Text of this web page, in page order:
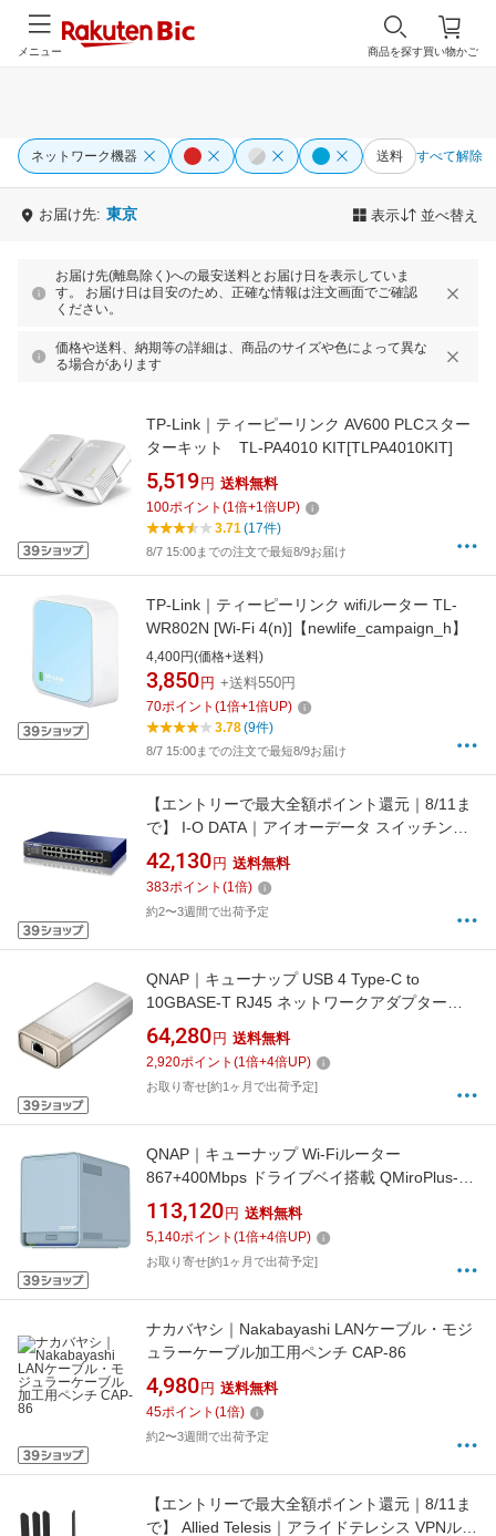
買い物かご
商品を探す
メニュー
ネットワーク機器 送料 すべて解除
お届け先: 東京 表示 並べ替え
お届け先(離島除く)への最安送料とお届け日を表示していま
す。 お届け日は目安のため、正確な情報は注文画面でご確認
ください。
価格や送料、納期等の詳細は、商品のサイズや色によって異な
る場合があります
TP-Link｜ティーピーリンク AV600 PLCスター
ターキット TL-PA4010 KIT[TLPA4010KIT]
5,519 円 送料無料
100ポイント (1倍+1倍UP)
3.71(17件)
8/7 15:00までの注文で最短8/9お届け
TP-Link｜ティーピーリンク wifiルーター TL-
WR802N [Wi-Fi 4(n)]【newlife_campaign_h】
4,400円(価格+送料)
3,850 円 +送料550円
70ポイント (1倍+1倍UP)
3.78(9件)
8/7 15:00までの注文で最短8/9お届け
【エントリーで最大全額ポイント還元｜8/11ま
で】 I-O DATA｜アイオーデータ スイッチング
ハブ [24ポート /1Giga対応 /電源内蔵] BSH-
G24MB[BSHG24MB]
42,130 円 送料無料
383ポイント (1倍)
約2〜3週間で出荷予定
QNAP｜キューナップ USB 4 Type-C to
10GBASE-T RJ45 ネットワークアダプター
(USB4・Thunderbolt3/4ポート対応) QNA-
UC10G1T
64,280 円 送料無料
2,920ポイント (1倍+4倍UP)
お取り寄せ[約1ヶ月で出荷予定]
QNAP｜キューナップ Wi-Fiルーター
867+400Mbps ドライブベイ搭載 QMiroPlus-
201W [Wi-Fi 5(ac)]
113,120 円 送料無料
5,140ポイント (1倍+4倍UP)
お取り寄せ[約1ヶ月で出荷予定]
ナカバヤシ｜Nakabayashi LANケーブル・モジ
ュラーケーブル加工用ペンチ CAP-86
4,980 円 送料無料
45ポイント (1倍)
約2〜3週間で出荷予定
【エントリーで最大全額ポイント還元｜8/11ま
で】 Allied Telesis｜アライドテレシス VPNルー